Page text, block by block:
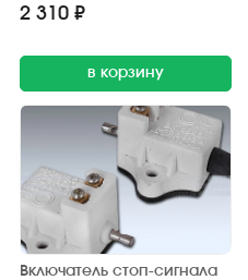
2 310 ₽
в корзину
Включатель стоп-сигнала